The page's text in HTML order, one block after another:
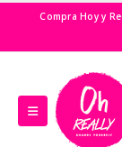
Compra Hoy y